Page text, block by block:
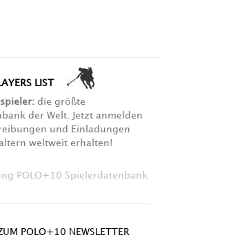
LIST
die größte
der Welt. Jetzt anmelden
und Einladungen
weltweit erhalten!
POLO+10 Spielerdatenbank
POLO+10 NEWSLETTER